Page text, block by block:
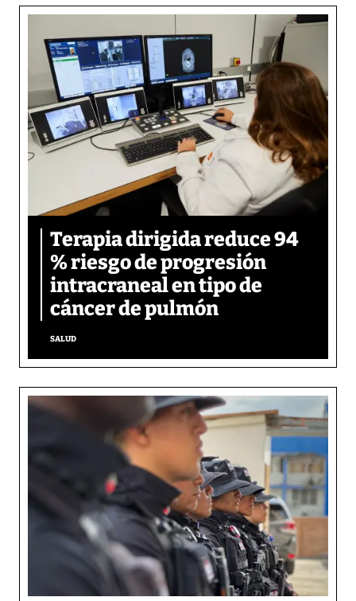
Terapia dirigida reduce 94
% riesgo de progresión
intracraneal en tipo de
cáncer de pulmón
SALUD